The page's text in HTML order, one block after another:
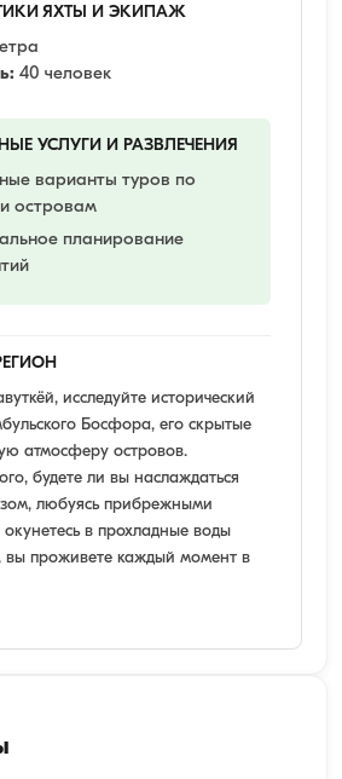
ЯХТЫ И ЭКИПАЖ
40 человек
УСЛУГИ И РАЗВЛЕЧЕНИЯ
варианты туров по
островам
планирование
исследуйте исторический
Босфора, его скрытые
атмосферу островов.
будете ли вы наслаждаться
любуясь прибрежными
в прохладные воды
вы проживете каждый момент в